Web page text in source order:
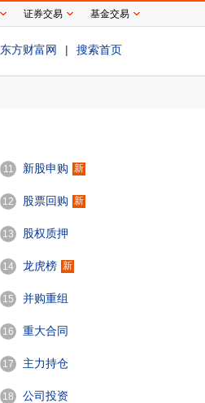
东方财富网 | 搜索首页
11 新股申购 新
12 股票回购 新
13 股权质押
14 龙虎榜 新
15 并购重组
16 重大合同
17 主力持仓
18 公司投资
证券交易 基金交易